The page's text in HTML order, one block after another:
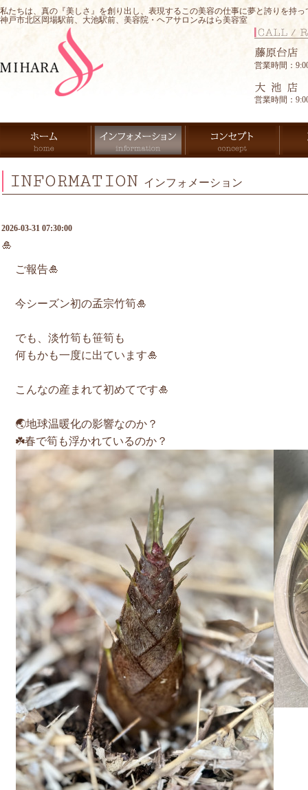
私たちは、真の『美しさ』を創り出し、表現するこの美容の仕事に夢と誇りを持
神戸市北区岡場駅前、大池駅前、美容院・ヘアサロンみはら美容室
営業時間：
営業時間：
INFORMATION インフォメーション
2026-03-31 07:30:00
🎍
ご報告🎍
今シーズン初の孟宗竹筍🎍
でも、淡竹筍も笹筍も
何もかも一度に出ています🎍
こんなの産まれて初めてです🎍
🌏地球温暖化の影響なのか？
☘️春で筍も浮かれているのか？